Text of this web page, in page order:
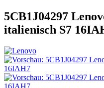
5CB1J04297
italienisch S7